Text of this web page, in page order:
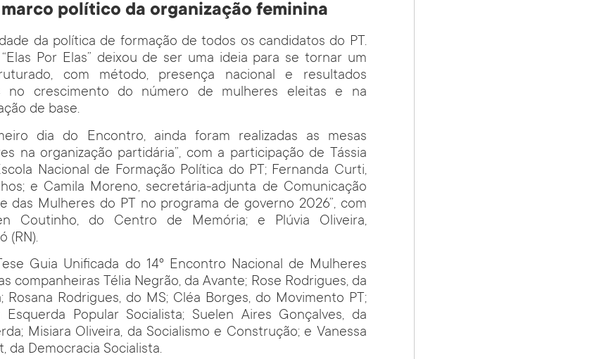
marco político da organização feminina
da política de formação de todos os candidatos do PT.
Por Elas” deixou de ser uma ideia para se tornar um
com método, presença nacional e resultados
no crescimento do número de mulheres eleitas e na
de base.
dia do Encontro, ainda foram realizadas as mesas
na organização partidária”, com a participação de Tássia
Nacional de Formação Política do PT; Fernanda Curti,
e Camila Moreno, secretária-adjunta de Comunicação
das Mulheres do PT no programa de governo 2026”, com
Coutinho, do Centro de Memória; e Plúvia Oliveira,
(RN).
Guia Unificada do 14º Encontro Nacional de Mulheres
companheiras Télia Negrão, da Avante; Rose Rodrigues, da
Rosana Rodrigues, do MS; Cléa Borges, do Movimento PT;
Popular Socialista; Suelen Aires Gonçalves, da
Misiara Oliveira, da Socialismo e Construção; e Vanessa
da Democracia Socialista.